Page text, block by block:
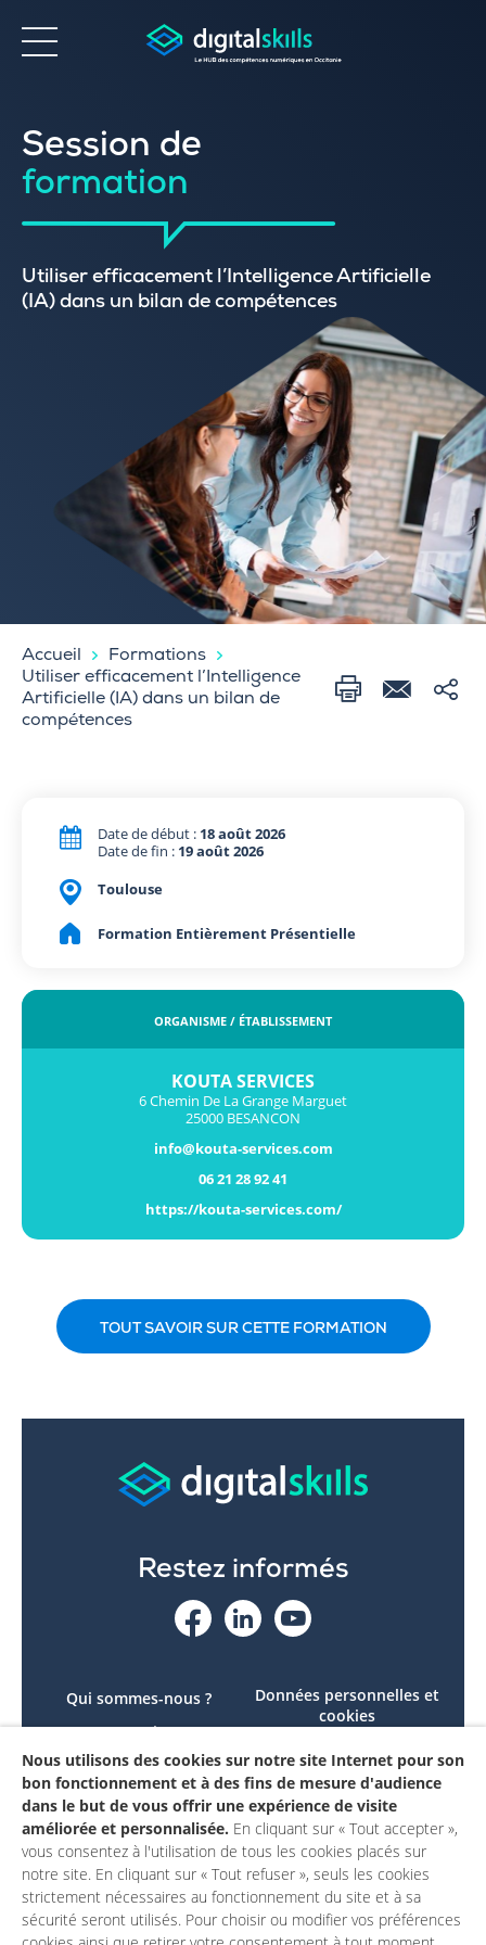
Accessibilité
Session de
formation
Utiliser efficacement l’Intelligence Artificielle
(IA) dans un bilan de compétences
Accueil
Formations
Utiliser efficacement l’Intelligence
Artificielle (IA) dans un bilan de
compétences
Date de début : 18 août 2026
Date de fin : 19 août 2026
Toulouse
Formation Entièrement Présentielle
ORGANISME / ÉTABLISSEMENT
KOUTA SERVICES
6 Chemin De La Grange Marguet
25000 BESANCON
info@kouta-services.com
06 21 28 92 41
https://kouta-services.com/
TOUT SAVOIR SUR CETTE FORMATION
Restez informés
Qui sommes-nous ?
Le projet
Contactez-nous
Mon compte
Données personnelles et
cookies
conforme
Mentions légales
Nous utilisons des cookies sur notre site Internet pour son
bon fonctionnement et à des fins de mesure d'audience
dans le but de vous offrir une expérience de visite
améliorée et personnalisée. En cliquant sur « Tout accepter »,
vous consentez à l'utilisation de tous les cookies placés sur
notre site. En cliquant sur « Tout refuser », seuls les cookies
strictement nécessaires au fonctionnement du site et à sa
sécurité seront utilisés. Pour choisir ou modifier vos préférences